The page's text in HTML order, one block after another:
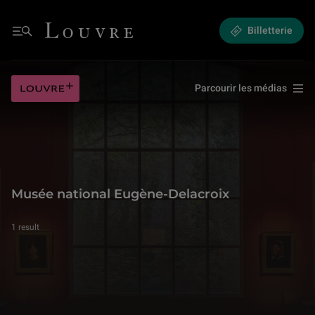
Menu
Louvre - Retour à l'accueil Billetterie
Parcourir les médias
Musée national Eugène-DelacroixMusée
1 result